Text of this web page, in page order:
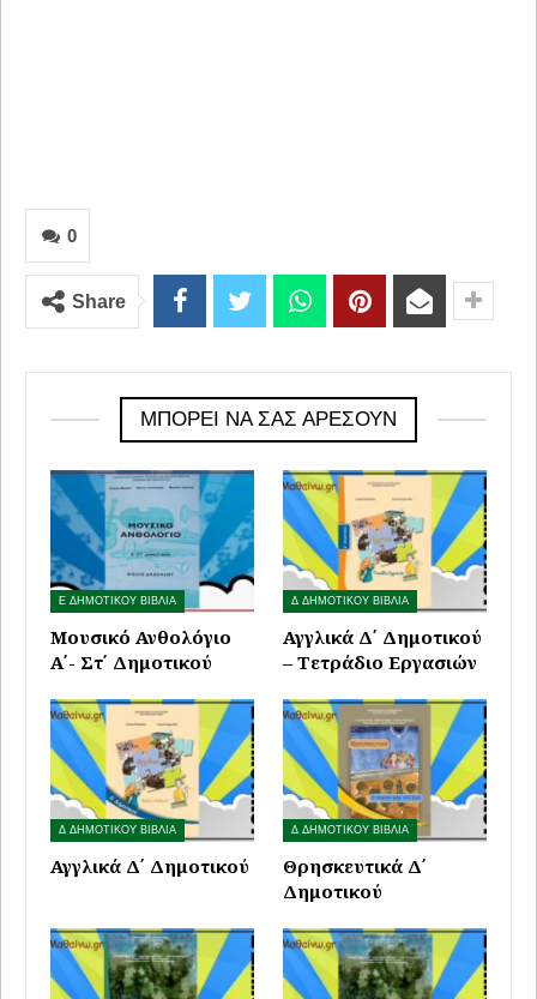
0
Share
ΜΠΟΡΕΊ ΝΑ ΣΑΣ ΑΡΈΣΟΥΝ
Ε ΔΗΜΟΤΙΚΟΥ ΒΙΒΛΙΑ
Μουσικό Ανθολόγιο
Α΄- Στ΄ Δημοτικού
Δ ΔΗΜΟΤΙΚΟΥ ΒΙΒΛΙΑ
Αγγλικά Δ΄ Δημοτικού
– Τετράδιο Εργασιών
Δ ΔΗΜΟΤΙΚΟΥ ΒΙΒΛΙΑ
Αγγλικά Δ΄ Δημοτικού
Δ ΔΗΜΟΤΙΚΟΥ ΒΙΒΛΙΑ
Θρησκευτικά Δ΄
Δημοτικού